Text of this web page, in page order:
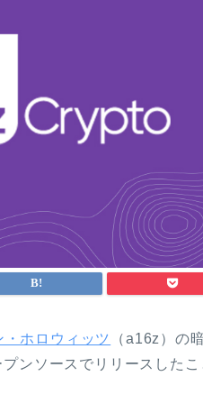
ホロウィッツ
（a16z）の
ンソースでリリースした